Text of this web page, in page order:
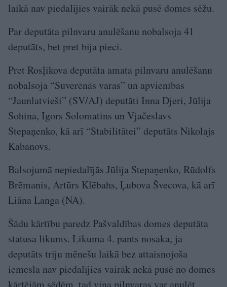
laikā nav piedalījies vairāk nekā pusē domes sēžu.
Par deputāta pilnvaru anulēšanu nobalsoja 41
deputāts, bet pret bija pieci.
Pret Rosļikova deputāta amata pilnvaru anulēšanu
nobalsoja “Suverēnās varas” un apvienības
“Jaunlatvieši” (SV/AJ) deputāti Inna Djeri, Jūlija
Sohina, Igors Solomatins un Vjačeslavs
Stepaņenko, kā arī “Stabilitātei” deputāts Nikolajs
Kabanovs.
Balsojumā nepiedalījās Jūlija Stepaņenko, Rūdolfs
Brēmanis, Artūrs Klēbahs, Ļubova Švecova, kā arī
Liāna Langa (NA).
Šādu kārtību paredz Pašvaldības domes deputāta
statusa likums. Likuma 4. pants nosaka, ja
deputāts triju mēnešu laikā bez attaisnojoša
iemesla nav piedalījies vairāk nekā pusē no domes
kārtējām sēdēm, tad viņa pilnvaras var anulēt